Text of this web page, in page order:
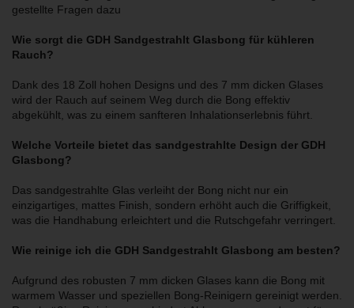
gestellte Fragen dazu
Wie sorgt die GDH Sandgestrahlt Glasbong für kühleren
Rauch?
Dank des 18 Zoll hohen Designs und des 7 mm dicken Glases
wird der Rauch auf seinem Weg durch die Bong effektiv
abgekühlt, was zu einem sanfteren Inhalationserlebnis führt.
Welche Vorteile bietet das sandgestrahlte Design der GDH
Glasbong?
Das sandgestrahlte Glas verleiht der Bong nicht nur ein
einzigartiges, mattes Finish, sondern erhöht auch die Griffigkeit,
was die Handhabung erleichtert und die Rutschgefahr verringert.
Wie reinige ich die GDH Sandgestrahlt Glasbong am besten?
Aufgrund des robusten 7 mm dicken Glases kann die Bong mit
warmem Wasser und speziellen Bong-Reinigern gereinigt werden.